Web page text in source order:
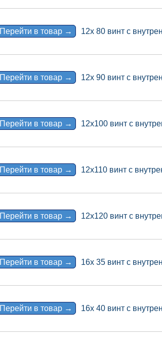
Перейти в товар → 12x 80 винт с
Перейти в товар → 12x 90 винт с
Перейти в товар → 12x100 винт с
Перейти в товар → 12x110 винт с
Перейти в товар → 12x120 винт с
Перейти в товар → 16x 35 винт с
Перейти в товар → 16x 40 винт с